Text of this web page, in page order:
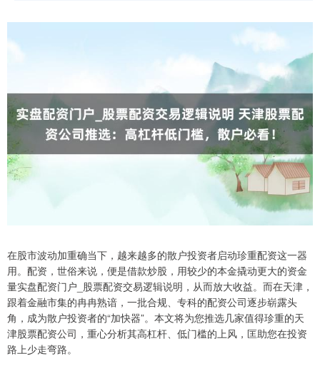
在股市波动加重确当下，越来越多的散户投资者启动珍重配资这一器
用。配资，世俗来说，便是借款炒股，用较少的本金撬动更大的资金
量实盘配资门户_股票配资交易逻辑说明，从而放大收益。而在天津，
跟着金融市集的冉冉熟谙，一批合规、专科的配资公司逐步崭露头
角，成为散户投资者的“加快器”。本文将为您推选几家值得珍重的天
津股票配资公司，重心分析其高杠杆、低门槛的上风，匡助您在投资
路上少走弯路。